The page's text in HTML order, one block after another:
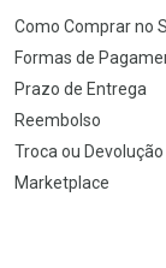
Como Comprar no
Formas de
Prazo de Entrega
Reembolso
Troca ou Devolução
Marketplace